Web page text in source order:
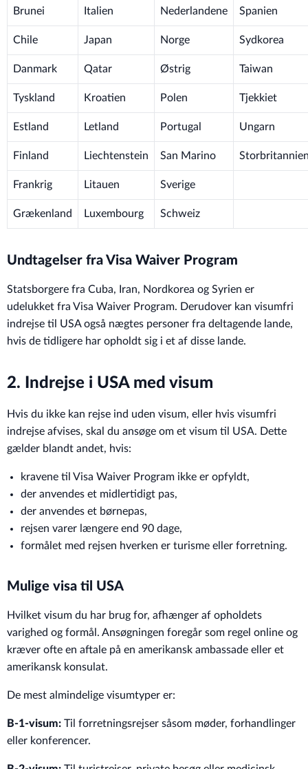
Brunei Italien Nederlandene Spanien
Chile Japan Norge Sydkorea
Danmark Qatar Østrig Taiwan
Tyskland Kroatien Polen Tjekkiet
Estland Letland Portugal Ungarn
Finland Liechtenstein San Marino
Frankrig Litauen Sverige
Grækenland Luxembourg Schweiz
Undtagelser fra Visa Waiver Program
Statsborgere fra Cuba, Iran, Nordkorea og Syrien er
udelukket fra Visa Waiver Program. Derudover kan visumfri
indrejse til USA også nægtes personer fra deltagende lande,
hvis de tidligere har opholdt sig i et af disse lande.
2. Indrejse i USA med visum
Hvis du ikke kan rejse ind uden visum, eller hvis visumfri
indrejse afvises, skal du ansøge om et visum til USA. Dette
gælder blandt andet, hvis:
kravene til Visa Waiver Program ikke er opfyldt,
der anvendes et midlertidigt pas,
der anvendes et børnepas,
rejsen varer længere end 90 dage,
formålet med rejsen hverken er turisme eller forretning.
Mulige visa til USA
Hvilket visum du har brug for, afhænger af opholdets
varighed og formål. Ansøgningen foregår som regel online og
kræver ofte en aftale på en amerikansk ambassade eller et
amerikansk konsulat.
De mest almindelige visumtyper er:
B-1-visum: Til forretningsrejser såsom møder, forhandlinger
eller konferencer.